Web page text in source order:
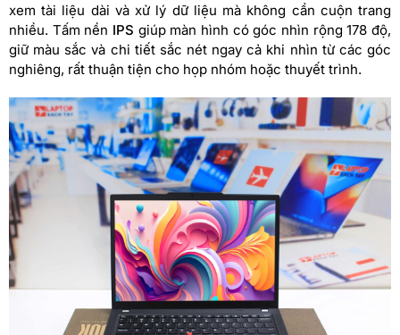
xem tài liệu dài và xử lý dữ liệu mà không cần cuộn trang
nhiều. Tấm nền IPS giúp màn hình có góc nhìn rộng 178 độ,
giữ màu sắc và chi tiết sắc nét ngay cả khi nhìn từ các góc
nghiêng, rất thuận tiện cho họp nhóm hoặc thuyết trình.